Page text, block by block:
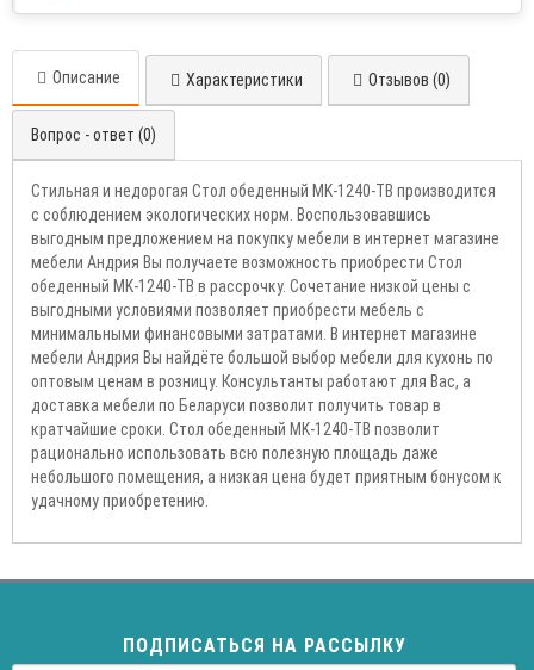
Описание Характеристики Отзывов (0)
Вопрос - ответ (0)
Стильная и недорогая Стол обеденный MK-1240-TB производится
с соблюдением экологических норм. Воспользовавшись
выгодным предложением на покупку мебели в интернет магазине
мебели Андрия Вы получаете возможность приобрести Стол
обеденный MK-1240-TB в рассрочку. Сочетание низкой цены с
выгодными условиями позволяет приобрести мебель с
минимальными финансовыми затратами. В интернет магазине
мебели Андрия Вы найдёте большой выбор мебели для кухонь по
оптовым ценам в розницу. Консультанты работают для Вас, а
доставка мебели по Беларуси позволит получить товар в
кратчайшие сроки. Стол обеденный MK-1240-TB позволит
рационально использовать всю полезную площадь даже
небольшого помещения, а низкая цена будет приятным бонусом к
удачному приобретению.
ПОДПИСАТЬСЯ НА РАССЫЛКУ